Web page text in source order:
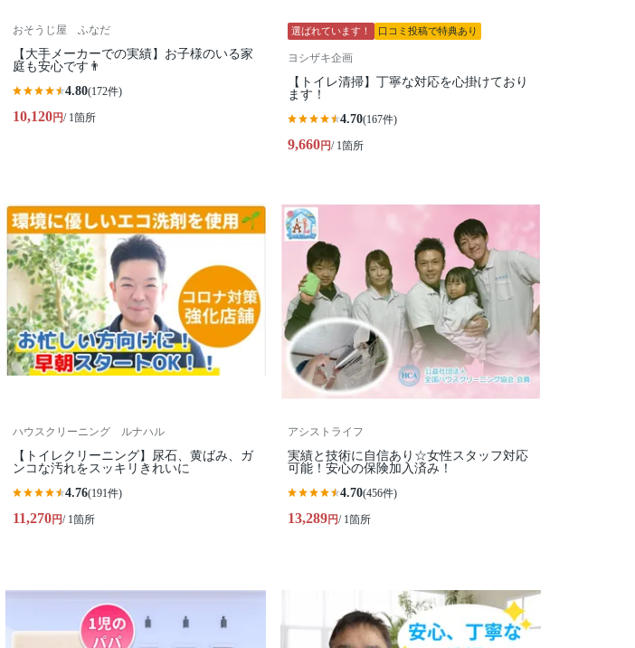
おそうじ屋 ふなだ
【大手メーカーでの実績】お子様のいる家
庭も安心です👨
4.80(172件)
10,120円/ 1箇所
選ばれています！ 口コミ投稿で特典あり
ヨシザキ企画
【トイレ清掃】丁寧な対応を心掛けており
ます！
4.70(167件)
9,660円/ 1箇所
ハウスクリーニング ルナハル
【トイレクリーニング】尿石、黄ばみ、ガ
ンコな汚れをスッキリきれいに
4.76(191件)
11,270円/ 1箇所
アシストライフ
実績と技術に自信あり☆女性スタッフ対応
可能！安心の保険加入済み！
4.70(456件)
13,289円/ 1箇所